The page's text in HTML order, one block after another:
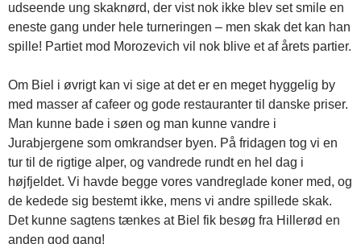
udseende ung skaknørd, der vist nok ikke blev set smile en
eneste gang under hele turneringen – men skak det kan han
spille! Partiet mod Morozevich vil nok blive et af årets partier.
Om Biel i øvrigt kan vi sige at det er en meget hyggelig by
med masser af cafeer og gode restauranter til danske priser.
Man kunne bade i søen og man kunne vandre i
Jurabjergene som omkrandser byen. På fridagen tog vi en
tur til de rigtige alper, og vandrede rundt en hel dag i
højfjeldet. Vi havde begge vores vandreglade koner med, og
de kedede sig bestemt ikke, mens vi andre spillede skak.
Det kunne sagtens tænkes at Biel fik besøg fra Hillerød en
anden god gang!